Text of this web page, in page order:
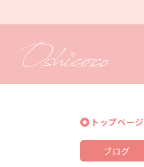
進む
トップページ
ブログ